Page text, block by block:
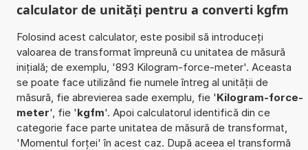
calculator de unități pentru a converti kgfm
Folosind acest calculator, este posibil să introduceți
valoarea de transformat împreună cu unitatea de măsură
inițială; de exemplu, '893 Kilogram-force-meter'. Aceasta
se poate face utilizând fie numele întreg al unității de
măsură, fie abrevierea sade exemplu, fie 'Kilogram-force-
meter', fie 'kgfm'. Apoi calculatorul identifică din ce
categorie face parte unitatea de măsură de transformat,
'Momentul forței' în acest caz. După aceea el transformă